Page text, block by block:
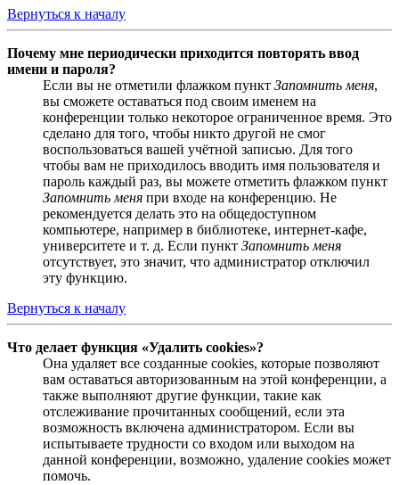
Вернуться к началу
Почему мне периодически приходится повторять ввод
имени и пароля?
Если вы не отметили флажком пункт Запомнить меня,
вы сможете оставаться под своим именем на
конференции только некоторое ограниченное время. Это
сделано для того, чтобы никто другой не смог
воспользоваться вашей учётной записью. Для того
чтобы вам не приходилось вводить имя пользователя и
пароль каждый раз, вы можете отметить флажком пункт
Запомнить меня при входе на конференцию. Не
рекомендуется делать это на общедоступном
компьютере, например в библиотеке, интернет-кафе,
университете и т. д. Если пункт Запомнить меня
отсутствует, это значит, что администратор отключил
эту функцию.
Вернуться к началу
Что делает функция «Удалить cookies»?
Она удаляет все созданные cookies, которые позволяют
вам оставаться авторизованным на этой конференции, а
также выполняют другие функции, такие как
отслеживание прочитанных сообщений, если эта
возможность включена администратором. Если вы
испытываете трудности со входом или выходом на
данной конференции, возможно, удаление cookies может
помочь.